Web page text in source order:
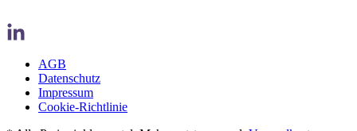
AGB
Datenschutz
Impressum
Cookie-Richtlinie